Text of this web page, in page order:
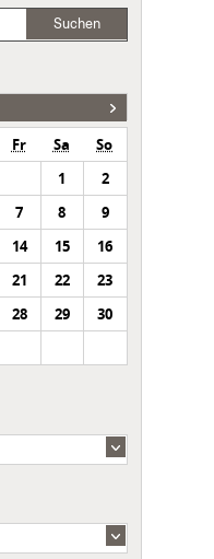
Suchen
Fr Sa
So
1
2
7 8
9
14 15
16
21 22
23
28 29
30